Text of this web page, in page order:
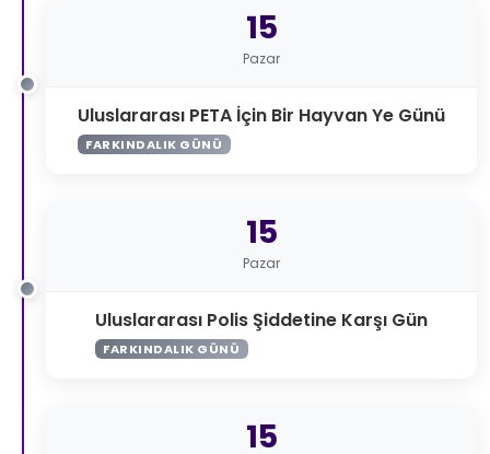
15
Pazar
Uluslararası PETA İçin Bir Hayvan Ye Günü
FARKINDALIK GÜNÜ
15
Pazar
Uluslararası Polis Şiddetine Karşı Gün
FARKINDALIK GÜNÜ
15